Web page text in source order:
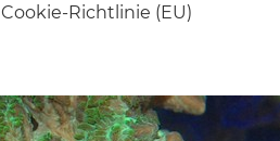
Cookie-Richtlinie (EU)